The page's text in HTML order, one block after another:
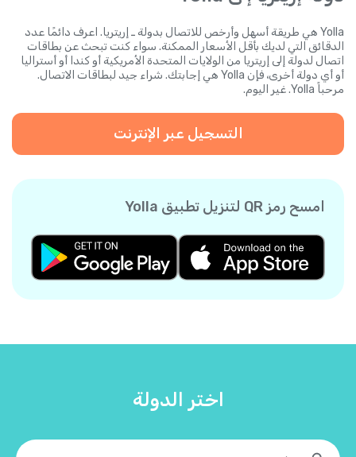
Yolla هي طريقة أسهل وأرخص للاتصال بدولة ـ إريتريا. اعرف دائمًا عدد
الدقائق التي لديك بأقل الأسعار الممكنة. سواء كنت تبحث عن بطاقات
اتصال لدولة إلى إريتريا من الولايات المتحدة الأمريكية أو كندا أو أستراليا
أو أي دولة أخرى، فإن Yolla هي إجابتك. شراء جيد لبطاقات الاتصال.
مرحباً Yolla. غير اليوم.
التسجيل عبر الإنترنت
امسح رمز QR لتنزيل تطبيق Yolla
اختر الدولة